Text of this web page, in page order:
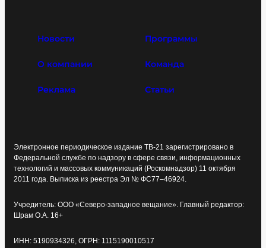
Новости Программы
О компании Команда
Реклама Статьи
Электронное периодическое издание ТВ-21 зарегистрировано в
Федеральной службе по надзору в сфере связи, информационных
технологий и массовых коммуникаций (Роскомнадзор) 11 октября
2011 года. Выписка из реестра Эл № ФС77–46924.
Учредитель: ООО «Северо-западное вещание». Главный редактор:
Шрам О.А. 16+
ИНН: 5190934326, ОГРН: 1115190010517